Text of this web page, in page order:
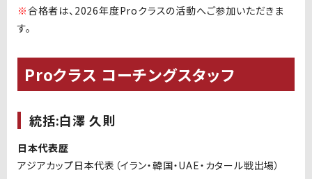
※合格者は、2026年度Proクラスの活動へご参加いただきま
す。
Proクラス コーチングスタッフ
統括:白澤 久則
日本代表歴
アジアカップ日本代表（イラン・韓国・UAE・カタール戦出場）